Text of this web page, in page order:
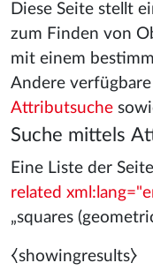
Diese Seite stellt
zum Finden von
mit einem
Andere
Attributsuche
Suche mittels
Eine Liste der
related
„squares
⧼showingresults⧽